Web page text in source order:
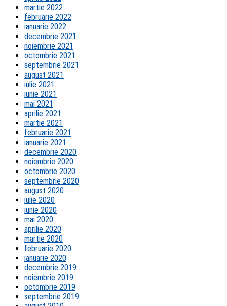
martie 2022
februarie 2022
ianuarie 2022
decembrie 2021
noiembrie 2021
octombrie 2021
septembrie 2021
august 2021
iulie 2021
iunie 2021
mai 2021
aprilie 2021
martie 2021
februarie 2021
ianuarie 2021
decembrie 2020
noiembrie 2020
octombrie 2020
septembrie 2020
august 2020
iulie 2020
iunie 2020
mai 2020
aprilie 2020
martie 2020
februarie 2020
ianuarie 2020
decembrie 2019
noiembrie 2019
octombrie 2019
septembrie 2019